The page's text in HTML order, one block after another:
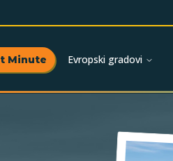
Minute Evropski gradovi